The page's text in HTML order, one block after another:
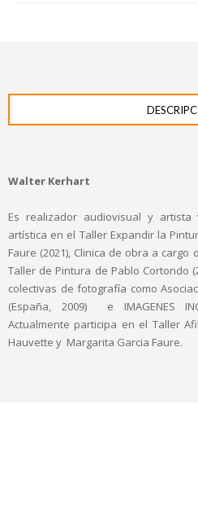
Walter Kerhart
Es realizador audiovisual y artista
artística en el Taller Expandir la
Faure (2021), Clinica de obra a cargo
Taller de Pintura de Pablo Cortondo
colectivas de fotografía como
(España, 2009) e IMAGENES
Actualmente participa en el Taller
Hauvette y Margarita Garcia Faure.